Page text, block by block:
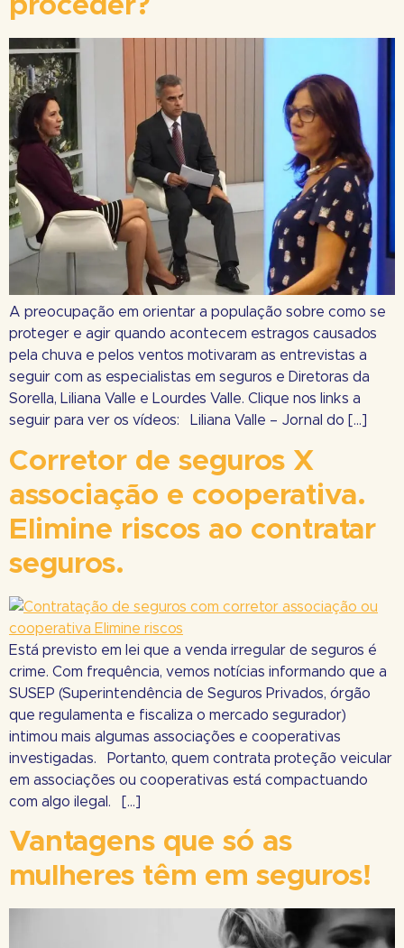
proceder?
A preocupação em orientar a população sobre como se
proteger e agir quando acontecem estragos causados
pela chuva e pelos ventos motivaram as entrevistas a
seguir com as especialistas em seguros e Diretoras da
Sorella, Liliana Valle e Lourdes Valle. Clique nos links a
seguir para ver os vídeos: Liliana Valle – Jornal do […]
Corretor de seguros X
associação e cooperativa.
Elimine riscos ao contratar
seguros.
Está previsto em lei que a venda irregular de seguros é
crime. Com frequência, vemos notícias informando que a
SUSEP (Superintendência de Seguros Privados, órgão
que regulamenta e fiscaliza o mercado segurador)
intimou mais algumas associações e cooperativas
investigadas. Portanto, quem contrata proteção veicular
em associações ou cooperativas está compactuando
com algo ilegal. […]
Vantagens que só as
mulheres têm em seguros!